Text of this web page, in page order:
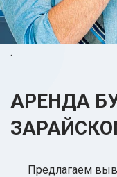
.
АРЕНДА
Предлагаем